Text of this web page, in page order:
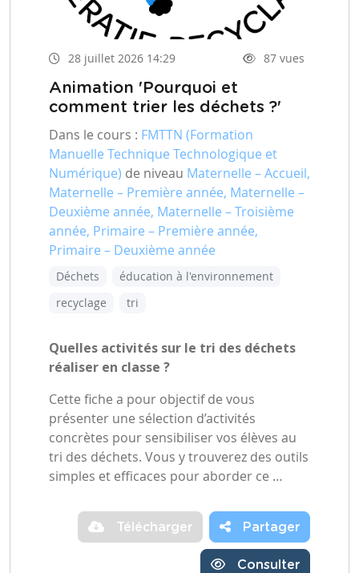
28 juillet 2026 14:29 87 vues
Animation 'Pourquoi et
comment trier les déchets ?'
Dans le cours : FMTTN (Formation
Manuelle Technique Technologique et
Numérique) de niveau Maternelle – Accueil,
Maternelle – Première année, Maternelle –
Deuxième année, Maternelle – Troisième
année, Primaire – Première année,
Primaire – Deuxième année
Déchets
éducation à l'environnement
recyclage
tri
Quelles activités sur le tri des déchets
réaliser en classe ?
Cette fiche a pour objectif de vous
présenter une sélection d’activités
concrètes pour sensibiliser vos élèves au
tri des déchets. Vous y trouverez des outils
simples et efficaces pour aborder ce …
Télécharger Partager
Consulter